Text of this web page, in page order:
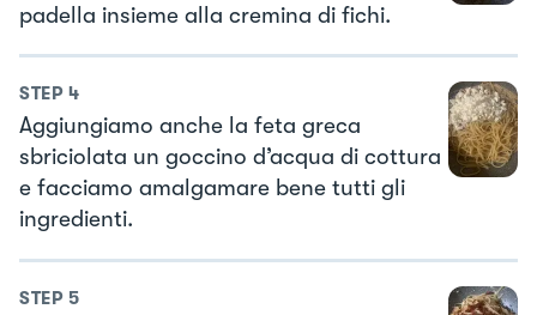
padella insieme alla cremina di fichi.
STEP 4
Aggiungiamo anche la feta greca
sbriciolata un goccino d’acqua di cottura
e facciamo amalgamare bene tutti gli
ingredienti.
STEP 5